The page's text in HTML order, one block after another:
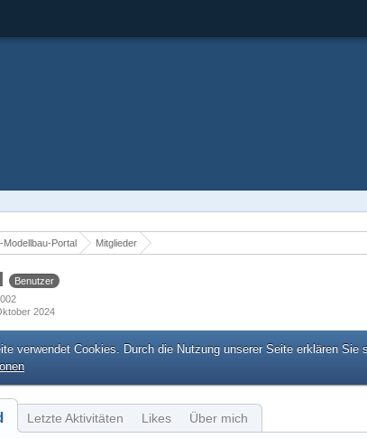
Modellbau-Portal Mitglieder
Benutzer
2024
verwendet Cookies. Durch die Nutzung unserer Seite erklären
Letzte Aktivitäten Likes Über mich